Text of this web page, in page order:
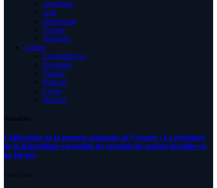
Amérique
Asie
Diplomatie
Europe
Australia
Culture
Condoléances
Proximité
Famille
Podcast
Livres
Histoire
Actualités
Célébration de la journée nationale de l’Armée : Le président
de la République rassemble les retraités,les grands invalides et
les blessés
5 AOÛT 2026